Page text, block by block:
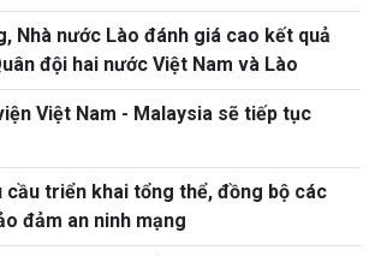
Nhà nước Lào đánh giá cao kết quả
đội hai nước Việt Nam và Lào
Việt Nam - Malaysia sẽ tiếp tục
cầu triển khai tổng thể, đồng bộ các
đảm an ninh mạng